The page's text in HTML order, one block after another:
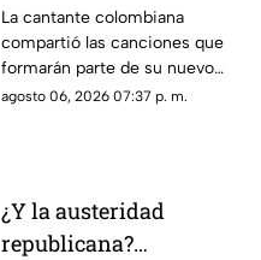
álbum antes de su
lanzamiento; esta es la
lista completa
La cantante colombiana
compartió las canciones que
formarán parte de su nuevo
material de estudio,
agosto 06, 2026 07:37 p. m.
¿Y la austeridad
republicana?